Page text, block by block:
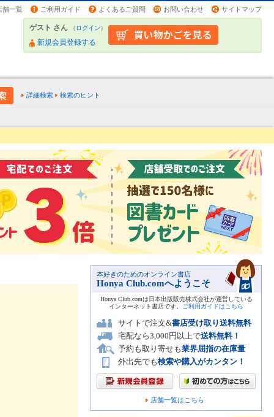
舗一覧 ご利用ガイド よくあるご質問 お問い合わせ サイトマップ
ゲスト さん （ログイン）
新規会員登録する
詳細検索 検索のヒント
本好きのためのオンライン書店
Honya Club.comへようこそ
Honya Club.comは日本出版販売株式会社が運営している
インターネット書店です。
ご利用ガイドはこちら
サイトで注文&書店受け取り送料無料
宅配なら3,000円以上で送料無料！
予約も取り寄せも業界屈指の在庫量
外出先でも検索や購入がカンタン！
店舗一覧はこちら